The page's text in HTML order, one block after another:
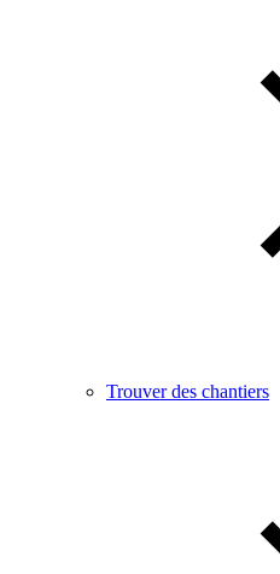
Trouver des chantiers